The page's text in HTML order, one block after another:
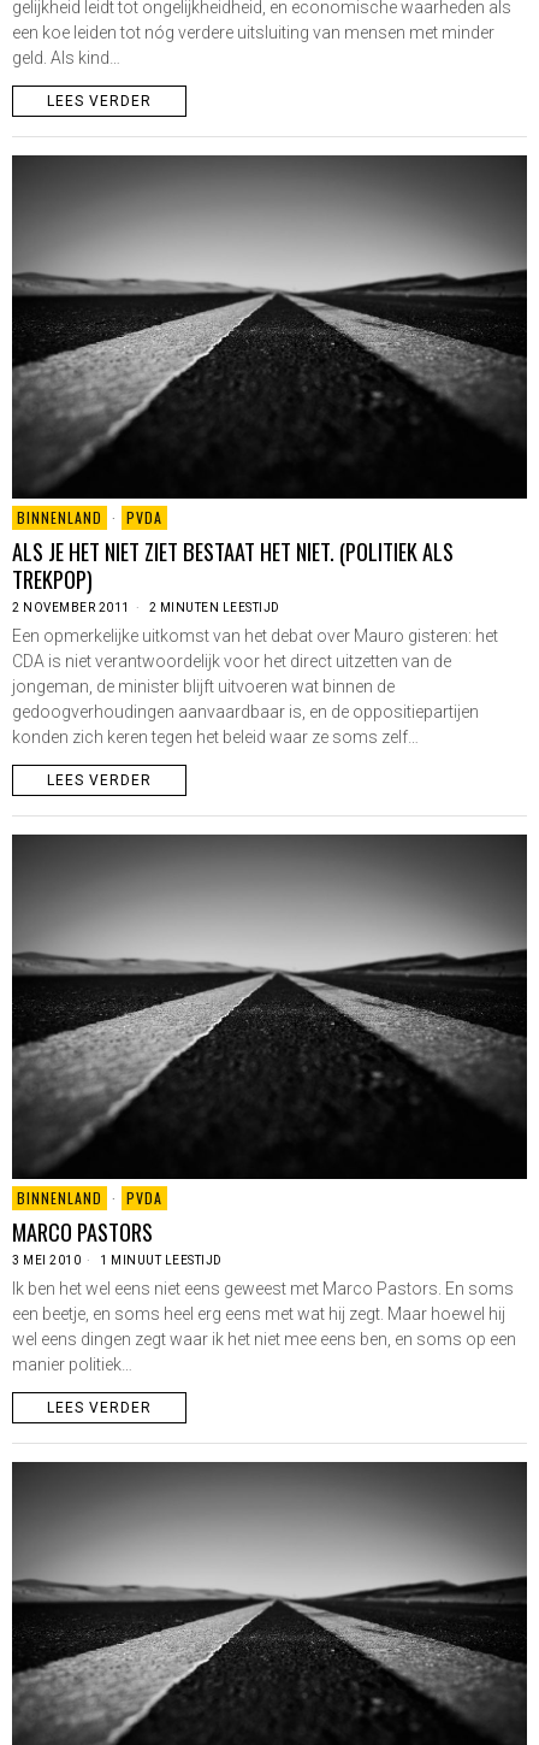
gelijkheid leidt tot ongelijkheidheid, en economische waarheden als
een koe leiden tot nóg verdere uitsluiting van mensen met minder
geld. Als kind…
LEES VERDER
BINNENLAND · PVDA
ALS JE HET NIET ZIET BESTAAT HET NIET. (POLITIEK ALS
TREKPOP)
2 NOVEMBER 2011 2 MINUTEN LEESTIJD
Een opmerkelijke uitkomst van het debat over Mauro gisteren: het
CDA is niet verantwoordelijk voor het direct uitzetten van de
jongeman, de minister blijft uitvoeren wat binnen de
gedoogverhoudingen aanvaardbaar is, en de oppositiepartijen
konden zich keren tegen het beleid waar ze soms zelf…
LEES VERDER
BINNENLAND · PVDA
MARCO PASTORS
3 MEI 2010 1 MINUUT LEESTIJD
Ik ben het wel eens niet eens geweest met Marco Pastors. En soms
een beetje, en soms heel erg eens met wat hij zegt. Maar hoewel hij
wel eens dingen zegt waar ik het niet mee eens ben, en soms op een
manier politiek…
LEES VERDER